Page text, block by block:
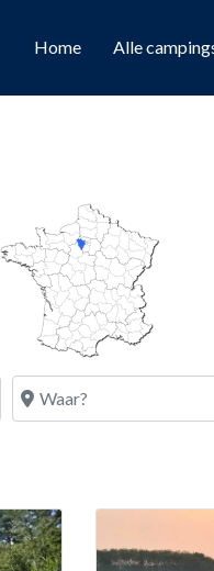
Home Alle
Waar?